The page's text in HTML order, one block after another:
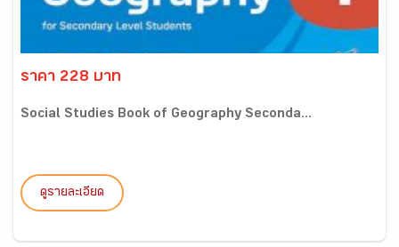
ราคา 228 บาท
Social Studies Book of Geography Seconda...
ดูรายละเอียด